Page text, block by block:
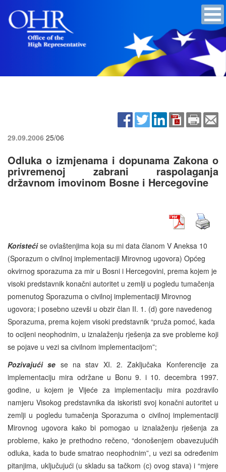
29.09.2006 25/06
Odluka o izmjenama i dopunama Zakona o
privremenoj zabrani raspolaganja
državnom imovinom Bosne i Hercegovine
Koristećise ovlaštenjima koja su mi data članom V Aneksa 10
(Sporazum o civilnoj implementaciji Mirovnog ugovora) Općeg
okvirnog sporazuma za mir u Bosni i Hercegovini, prema kojem je
visoki predstavnik konačni autoritet u zemlji u pogledu tumačenja
pomenutog Sporazuma o civilnoj implementaciji Mirovnog
ugovora; i posebno uzevši u obzir član II. 1. (d) gore navedenog
Sporazuma, prema kojem visoki predstavnik “pruža pomoć, kada
to ocijeni neophodnim, u iznalaženju rješenja za sve probleme koji
se pojave u vezi sa civilnom implementacijom”;
Pozivajući se se na stav XI. 2. Zaključaka Konferencije za
implementaciju mira održane u Bonu 9. i 10. decembra 1997.
godine, u kojem je Vijeće za implementaciju mira pozdravilo
namjeru Visokog predstavnika da iskoristi svoj konačni autoritet u
zemlji u pogledu tumačenja Sporazuma o civilnoj implementaciji
Mirovnog ugovora kako bi pomogao u iznalaženju rješenja za
probleme, kako je prethodno rečeno, “donošenjem obavezujućih
odluka, kada to bude smatrao neophodnim”, u vezi sa određenim
pitanjima, uključujući (u skladu sa tačkom (c) ovog stava) i “mjere